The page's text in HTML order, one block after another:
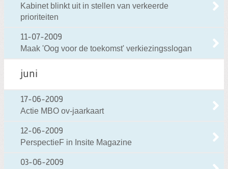
Kabinet blinkt uit in stellen van verkeerde
prioriteiten
11-07-2009
Maak 'Oog voor de toekomst' verkiezingsslogan
juni
17-06-2009
Actie MBO ov-jaarkaart
12-06-2009
PerspectieF in Insite Magazine
03-06-2009